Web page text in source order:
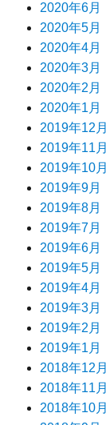
2020年6月
2020年5月
2020年4月
2020年3月
2020年2月
2020年1月
2019年12月
2019年11月
2019年10月
2019年9月
2019年8月
2019年7月
2019年6月
2019年5月
2019年4月
2019年3月
2019年2月
2019年1月
2018年12月
2018年11月
2018年10月